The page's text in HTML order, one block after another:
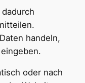
handeln,
oder nach